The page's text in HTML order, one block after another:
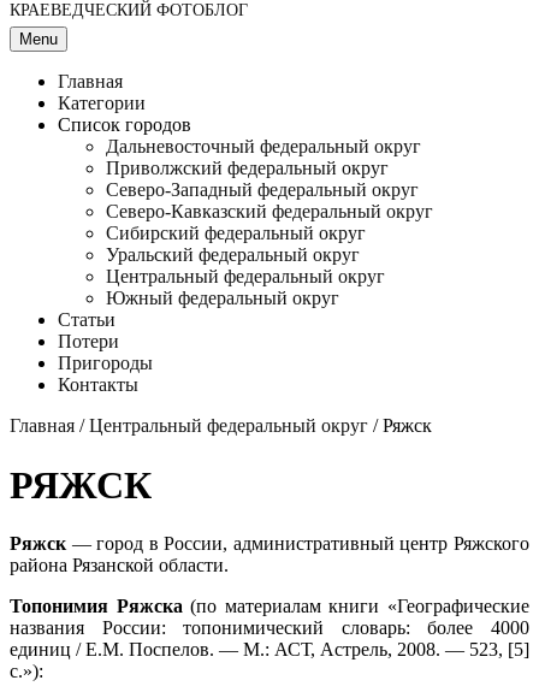
КРАЕВЕДЧЕСКИЙ ФОТОБЛОГ
Menu
Главная
Категории
Список городов
Дальневосточный федеральный округ
Приволжский федеральный округ
Северо-Западный федеральный округ
Северо-Кавказский федеральный округ
Сибирский федеральный округ
Уральский федеральный округ
Центральный федеральный округ
Южный федеральный округ
Статьи
Потери
Пригороды
Контакты
Главная /Центральный федеральный округ / Ряжск
РЯЖСК
Ряжск — город в России, административный центр Ряжского
района Рязанской области.
Топонимия Ряжска (по материалам книги «Географические
названия России: топонимический словарь: более 4000
единиц / Е.М. Поспелов. — М.: АСТ, Астрель, 2008. — 523, [5]
с.»):